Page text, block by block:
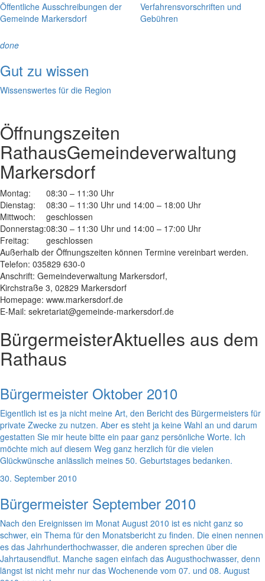
Öffentliche Ausschreibungen der
Gemeinde Markersdorf
Verfahrensvorschriften und
Gebühren
done
Gut zu wissen
Wissenswertes für die Region
Öffnungszeiten
RathausGemeindeverwaltung
Markersdorf
Montag:
08:30 – 11:30 Uhr
Dienstag:
08:30 – 11:30 Uhr und 14:00 – 18:00 Uhr
Mittwoch:
geschlossen
Donnerstag:08:30 – 11:30 Uhr und 14:00 – 17:00 Uhr
Freitag:
geschlossen
Außerhalb der Öffnungszeiten können Termine vereinbart werden.
Telefon: 035829 630-0
Anschrift: Gemeindeverwaltung Markersdorf,
Kirchstraße 3, 02829 Markersdorf
Homepage: www.markersdorf.de
E-Mail: sekretariat@gemeinde-markersdorf.de
BürgermeisterAktuelles aus dem
Rathaus
Bürgermeister Oktober 2010
Eigentlich ist es ja nicht meine Art, den Bericht des Bürgermeisters für
private Zwecke zu nutzen. Aber es steht ja keine Wahl an und darum
gestatten Sie mir heute bitte ein paar ganz persönliche Worte. Ich
möchte mich auf diesem Weg ganz herzlich für die vielen
Glückwünsche anlässlich meines 50. Geburtstages bedanken.
30. September 2010
Bürgermeister September 2010
Nach den Ereignissen im Monat August 2010 ist es nicht ganz so
schwer, ein Thema für den Monatsbericht zu finden. Die einen nennen
es das Jahrhunderthochwasser, die anderen sprechen über die
Jahrtausendflut. Manche sagen einfach das Augusthochwasser, denn
längst ist nicht mehr nur das Wochenende vom 07. und 08. August